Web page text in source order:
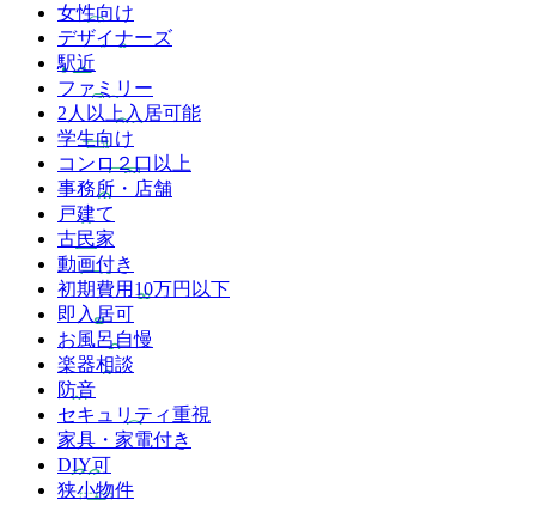
女性向け
デザイナーズ
駅近
ファミリー
2人以上入居可能
学生向け
コンロ２口以上
事務所・店舗
戸建て
古民家
動画付き
初期費用10万円以下
即入居可
お風呂自慢
楽器相談
防音
セキュリティ重視
家具・家電付き
DIY可
狭小物件